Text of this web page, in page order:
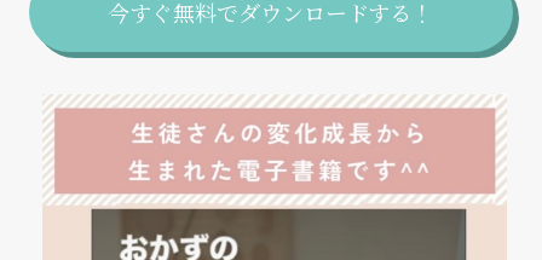
今すぐ無料でダウンロードする！